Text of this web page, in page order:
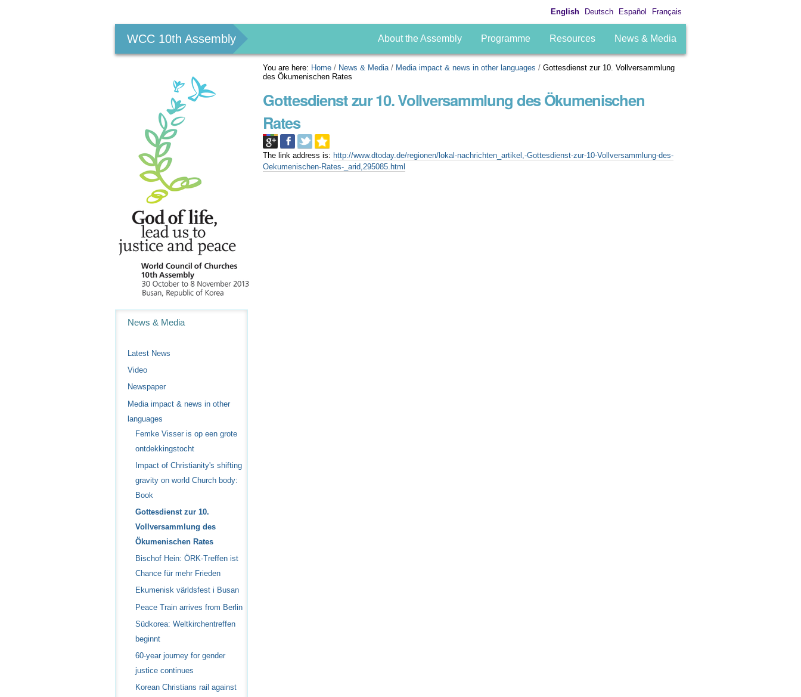
English Deutsch Español Français
WCC 10th Assembly About the Assembly Programme Resources News & Media
You are here: Home / News & Media / Media impact & news in other languages /Gottesdienst zur 10. Vollversammlung
des Ökumenischen Rates
Gottesdienst zur 10. Vollversammlung des Ökumenischen
Rates
The link address is: http://www.dtoday.de/regionen/lokal-nachrichten_artikel,-Gottesdienst-zur-10-Vollversammlung-des-
Oekumenischen-Rates-_arid,295085.html
News & Media
Latest News
Video
Newspaper
Media impact & news in other
languages
Femke Visser is op een grote
ontdekkingstocht
Impact of Christianity's shifting
gravity on world Church body:
Book
Gottesdienst zur 10.
Vollversammlung des
Ökumenischen Rates
Bischof Hein: ÖRK-Treffen ist
Chance für mehr Frieden
Ekumenisk världsfest i Busan
Peace Train arrives from Berlin
Südkorea: Weltkirchentreffen
beginnt
60-year journey for gender
justice continues
Korean Christians rail against